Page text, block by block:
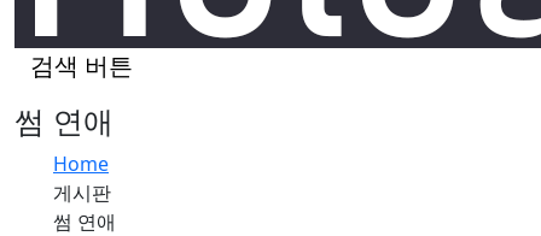
검색 버튼
썸 연애
Home
게시판
썸 연애